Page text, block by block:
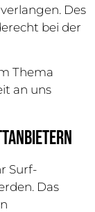
Des
bei der
Thema
an uns
Surf-
Das